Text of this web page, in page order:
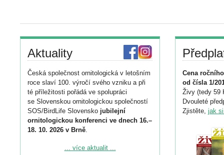
Aktuality
Česká společnost ornitologická v letošním
roce slaví 100. výročí svého vzniku a při
té příležitosti pořádá ve spolupráci
se Slovenskou ornitologickou společností
SOS/BirdLife Slovensko jubilejní
ornitologickou konferenci ve dnech 16.–
18. 10. 2026 v Brně.
Podrobnější informace ke konferenci
... více aktualit ...
Cena
od čísla 1/
Živy (tedy 59
Dvouleté
Zjistěte, jak